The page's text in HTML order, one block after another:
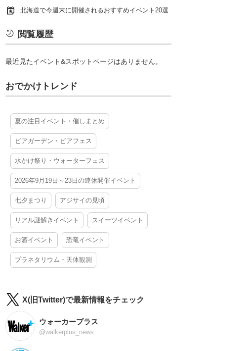
北海道で今週末に開催されるおすすめイベント20選
閲覧履歴
最近見たイベント&スポットページはありません。
おでかけトレンド
夏の注目イベント・催しまとめ
ビアガーデン・ビアフェス
水かけ祭り・ウォーターフェス
2026年9月19日～23日の連休開催イベント
七夕まつり アジサイの見頃
リアル謎解きイベント スイーツイベント
お酒イベント 恐竜イベント
プラネタリウム・天体観測
X(旧Twitter)で最新情報をチェック
ウォーカープラス
@walkerplus_news